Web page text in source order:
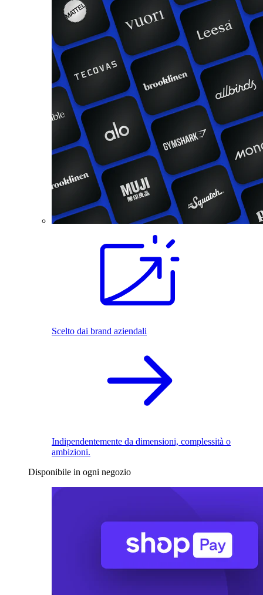
Scelto dai brand aziendali
Indipendentemente da dimensioni, complessità o
ambizioni.
Disponibile in ogni negozio